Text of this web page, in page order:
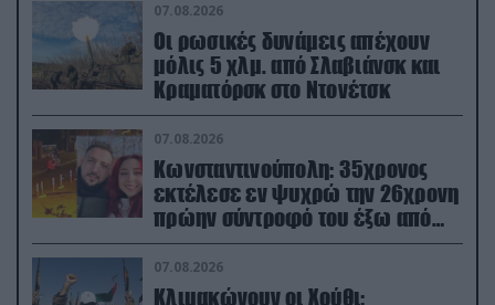
07.08.2026
Οι ρωσικές δυνάμεις απέχουν
μόλις 5 χλμ. από Σλαβιάνσκ και
Κραματόρσκ στο Ντονέτσκ
07.08.2026
Κωνσταντινούπολη: 35χρονος
εκτέλεσε εν ψυχρώ την 26χρονη
πρώην σύντροφό του έξω από
φαρμακείο (βίντεο)
07.08.2026
Κλιμακώνουν οι Χούθι: